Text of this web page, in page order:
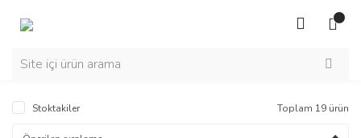
Stoktakiler Toplam 19 ürün